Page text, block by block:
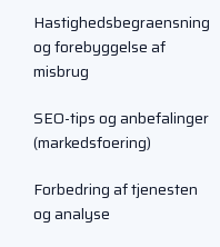
Hastighedsbegraensning
og forebyggelse af
misbrug
SEO-tips og anbefalinger
(markedsfoering)
Forbedring af tjenesten
og analyse